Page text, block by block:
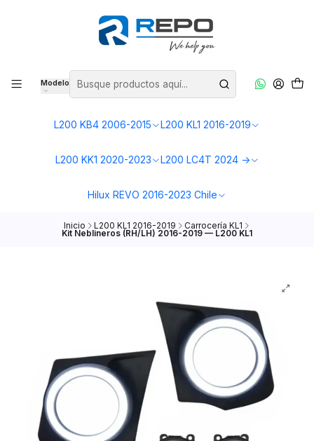
Modelo
L200 KB4 2006-2015 L200 KL1 2016-2019
L200 KK1 2020-2023 L200 LC4T 2024 ->
Hilux REVO 2016-2023 Chile
Inicio L200 KL1 2016-2019 Carrocería KL1
Kit Neblineros (RH/LH) 2016-2019 — L200 KL1